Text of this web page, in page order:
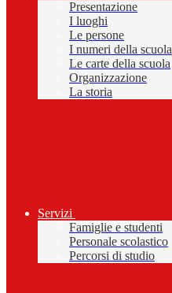
Presentazione
I luoghi
Le persone
I numeri della scuola
Le carte della scuola
Organizzazione
La storia
Servizi
Famiglie e studenti
Personale scolastico
Percorsi di studio